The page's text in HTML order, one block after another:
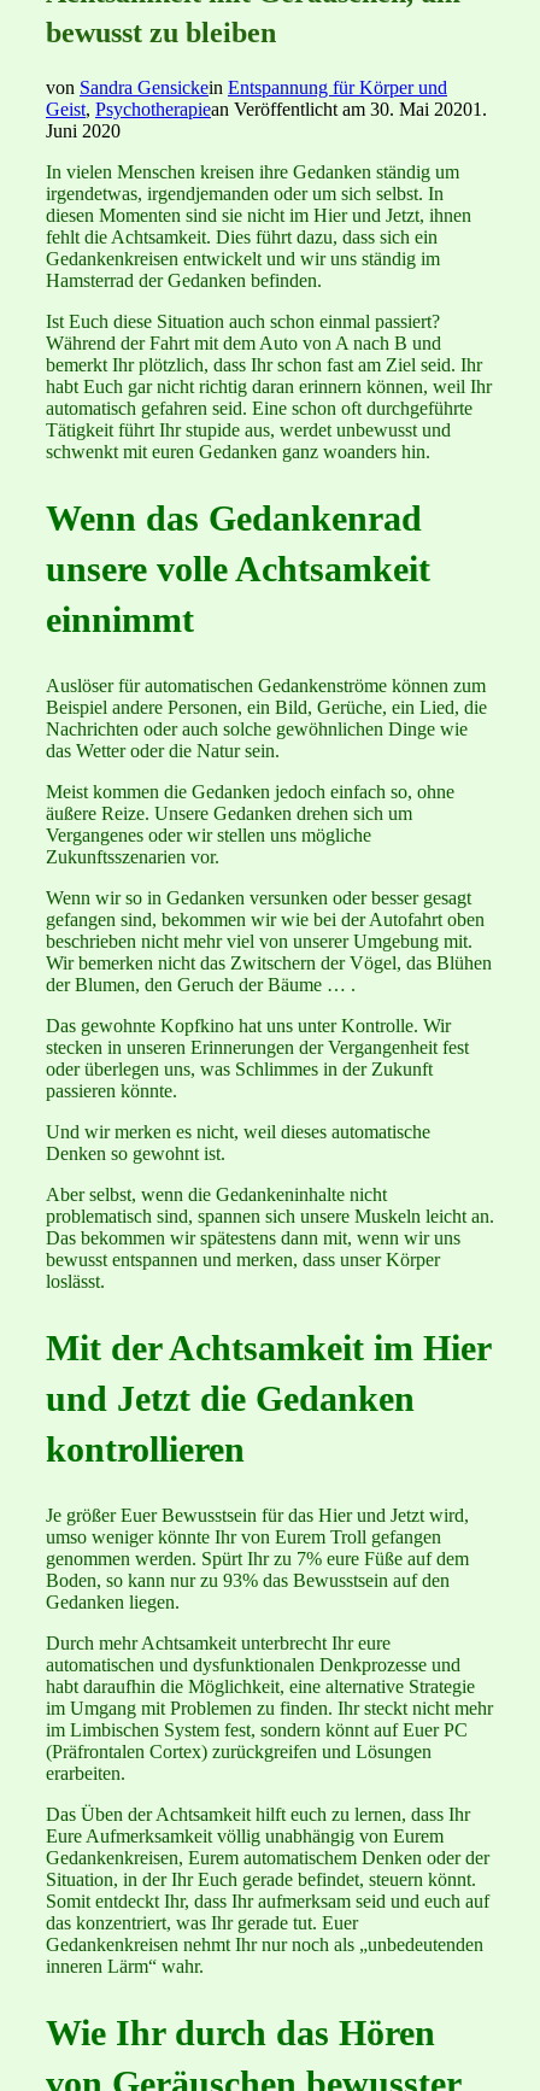
bewusst zu bleiben
von Sandra Gensickein Entspannung für Körper und
Geist, Psychotherapiean Veröffentlicht am 30. Mai 20201.
Juni 2020
In vielen Menschen kreisen ihre Gedanken ständig um
irgendetwas, irgendjemanden oder um sich selbst. In
diesen Momenten sind sie nicht im Hier und Jetzt, ihnen
fehlt die Achtsamkeit. Dies führt dazu, dass sich ein
Gedankenkreisen entwickelt und wir uns ständig im
Hamsterrad der Gedanken befinden.
Ist Euch diese Situation auch schon einmal passiert?
Während der Fahrt mit dem Auto von A nach B und
bemerkt Ihr plötzlich, dass Ihr schon fast am Ziel seid. Ihr
habt Euch gar nicht richtig daran erinnern können, weil Ihr
automatisch gefahren seid. Eine schon oft durchgeführte
Tätigkeit führt Ihr stupide aus, werdet unbewusst und
schwenkt mit euren Gedanken ganz woanders hin.
Wenn das Gedankenrad
unsere volle Achtsamkeit
einnimmt
Auslöser für automatischen Gedankenströme können zum
Beispiel andere Personen, ein Bild, Gerüche, ein Lied, die
Nachrichten oder auch solche gewöhnlichen Dinge wie
das Wetter oder die Natur sein.
Meist kommen die Gedanken jedoch einfach so, ohne
äußere Reize. Unsere Gedanken drehen sich um
Vergangenes oder wir stellen uns mögliche
Zukunftsszenarien vor.
Wenn wir so in Gedanken versunken oder besser gesagt
gefangen sind, bekommen wir wie bei der Autofahrt oben
beschrieben nicht mehr viel von unserer Umgebung mit.
Wir bemerken nicht das Zwitschern der Vögel, das Blühen
der Blumen, den Geruch der Bäume … .
Das gewohnte Kopfkino hat uns unter Kontrolle. Wir
stecken in unseren Erinnerungen der Vergangenheit fest
oder überlegen uns, was Schlimmes in der Zukunft
passieren könnte.
Und wir merken es nicht, weil dieses automatische
Denken so gewohnt ist.
Aber selbst, wenn die Gedankeninhalte nicht
problematisch sind, spannen sich unsere Muskeln leicht an.
Das bekommen wir spätestens dann mit, wenn wir uns
bewusst entspannen und merken, dass unser Körper
loslässt.
Mit der Achtsamkeit im Hier
und Jetzt die Gedanken
kontrollieren
Je größer Euer Bewusstsein für das Hier und Jetzt wird,
umso weniger könnte Ihr von Eurem Troll gefangen
genommen werden. Spürt Ihr zu 7% eure Füße auf dem
Boden, so kann nur zu 93% das Bewusstsein auf den
Gedanken liegen.
Durch mehr Achtsamkeit unterbrecht Ihr eure
automatischen und dysfunktionalen Denkprozesse und
habt daraufhin die Möglichkeit, eine alternative Strategie
im Umgang mit Problemen zu finden. Ihr steckt nicht mehr
im Limbischen System fest, sondern könnt auf Euer PC
(Präfrontalen Cortex) zurückgreifen und Lösungen
erarbeiten.
Das Üben der Achtsamkeit hilft euch zu lernen, dass Ihr
Eure Aufmerksamkeit völlig unabhängig von Eurem
Gedankenkreisen, Eurem automatischem Denken oder der
Situation, in der Ihr Euch gerade befindet, steuern könnt.
Somit entdeckt Ihr, dass Ihr aufmerksam seid und euch auf
das konzentriert, was Ihr gerade tut. Euer
Gedankenkreisen nehmt Ihr nur noch als „unbedeutenden
inneren Lärm“ wahr.
Wie Ihr durch das Hören
von Geräuschen bewusster